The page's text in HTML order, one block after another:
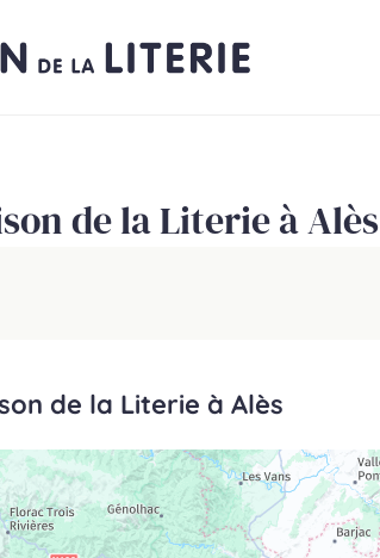
de la Literie à Alès
de la Literie à Alès